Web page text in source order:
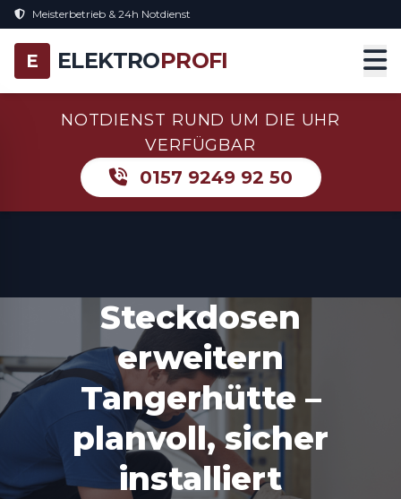
Meisterbetrieb & 24h Notdienst
E ELEKTROPROFI
NOTDIENST RUND UM DIE UHR
VERFÜGBAR
0157 9249 92 50
Steckdosen
erweitern
Tangerhütte –
planvoll, sicher
installiert